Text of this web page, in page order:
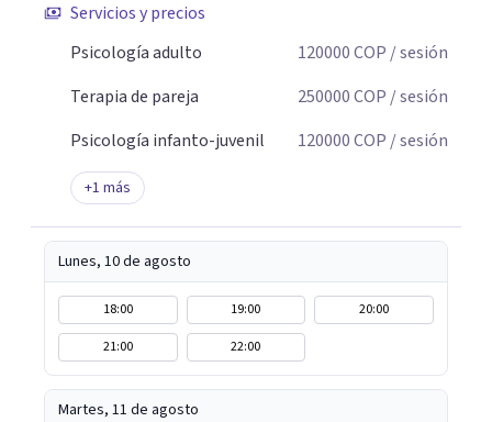
Servicios y precios
Psicología adulto
120000COP / sesión
Terapia de pareja
250000COP / sesión
Psicología infanto-juvenil
120000COP / sesión
+1 más
Lunes, 10 de agosto
18:00 19:00
20:00
21:00
22:00
Martes, 11 de agosto